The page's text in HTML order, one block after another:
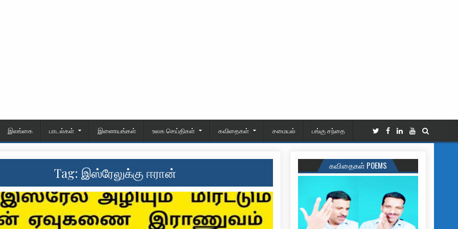
இலங்கை பாடல்கள் இணையங்கள் உலக செய்திகள் கவிதைகள் சமையல் பங்கு சந்தை
Tag: இஸ்ரேலுக்கு ஈரான் கவிதைகள் POEMS